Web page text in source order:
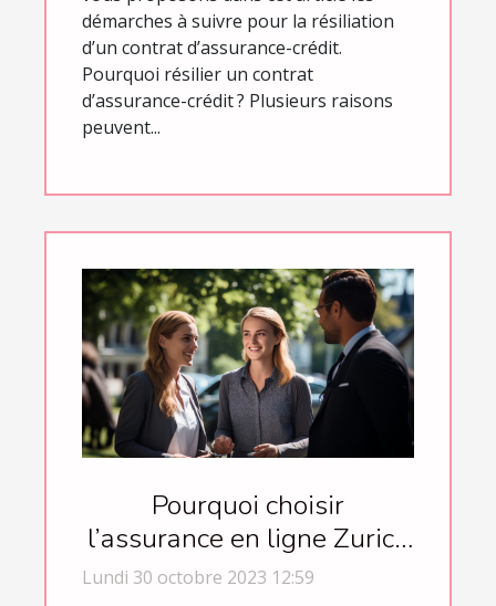
démarches à suivre pour la résiliation
d’un contrat d’assurance-crédit.
Pourquoi résilier un contrat
d’assurance-crédit ? Plusieurs raisons
peuvent...
Pourquoi choisir
l’assurance en ligne Zurich
Connect ?
Lundi 30 octobre 2023 12:59